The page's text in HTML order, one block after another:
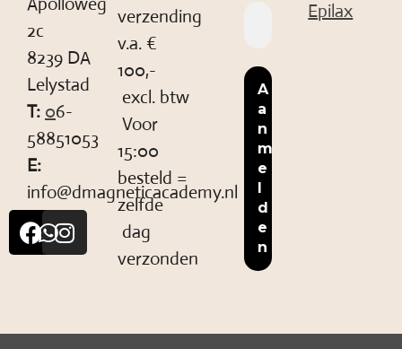
2c
8239 DA
Lelystad
T: 06-
58851053
E:
info@dmagneticacademy.nl
verzending
v.a. €
100,-
excl. btw
Voor
15:00
besteld =
zelfde
dag
verzonden
Epilax